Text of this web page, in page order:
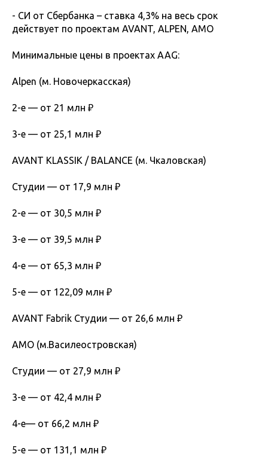
- СИ от Сбербанка – ставка 4,3% на весь срок
действует по проектам AVANT, ALPEN, АМО
Минимальные цены в проектах AAG:
Alpen (м. Новочеркасская)
2-е — от 21 млн ₽
3-е — от 25,1 млн ₽
AVANT KLASSIK / BALANCE (м. Чкаловская)
Студии — от 17,9 млн ₽
2-е — от 30,5 млн ₽
3-е — от 39,5 млн ₽
4-е — от 65,3 млн ₽
5-е — от 122,09 млн ₽
AVANT Fabrik Студии — от 26,6 млн ₽
AMO (м.Василеостровская)
Студии — от 27,9 млн ₽
3-е — от 42,4 млн ₽
4-е— от 66,2 млн ₽
5-е — от 131,1 млн ₽